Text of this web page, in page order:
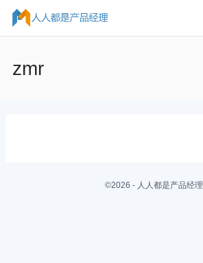
zmr
©2026 - 人人都是产品经理